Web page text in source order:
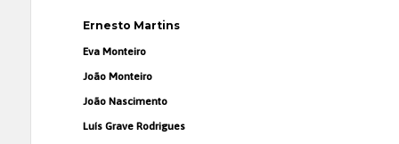
Ernesto Martins
Eva Monteiro
João Monteiro
João Nascimento
Luís Grave Rodrigues